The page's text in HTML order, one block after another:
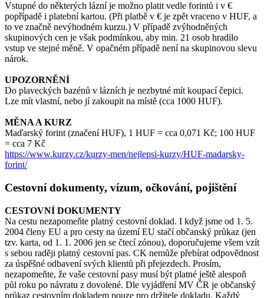
Vstupné do některých lázní je možno platit vedle forintů i v €
popřípadě i platební kartou. (Při platbě v € je zpět vraceno v HUF, a
to ve značně nevýhodném kurzu.) V případě zvýhodněných
skupinových cen je však podmínkou, aby min. 21 osob hradilo
vstup ve stejné měně. V opačném případě není na skupinovou slevu
nárok.
UPOZORNĚNÍ
Do plaveckých bazénů v lázních je nezbytné mít koupací čepici.
Lze mít vlastní, nebo jí zakoupit na místě (cca 1000 HUF).
MĚNA A KURZ
Maďarský forint (značení HUF), 1 HUF = cca 0,071 Kč; 100 HUF
= cca 7 Kč
https://www.kurzy.cz/kurzy-men/nejlepsi-kurzy/HUF-madarsky-
forint/
Cestovní dokumenty, vízum, očkování, pojištění
CESTOVNÍ DOKUMENTY
Na cestu nezapomeňte platný cestovní doklad. I když jsme od 1. 5.
2004 členy EU a pro cesty na území EU stačí občanský průkaz (jen
tzv. karta, od 1. 1. 2006 jen se čtecí zónou), doporučujeme všem vzít
s sebou raději platný cestovní pas. CK nemůže přebírat odpovědnost
za úspěšné odbavení svých klientů při přejezdech. Prosím,
nezapomeňte, že vaše cestovní pasy musí být platné ještě alespoň
půl roku po návratu z dovolené. Dle vyjádření MV ČR je občanský
průkaz cestovním dokladem pouze pro držitele dokladu. Každý